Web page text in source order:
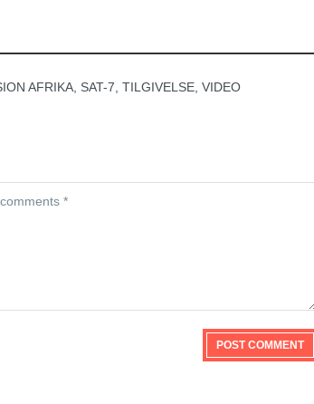
AFRIKA SAT-7 TILGIVELSE VIDEO